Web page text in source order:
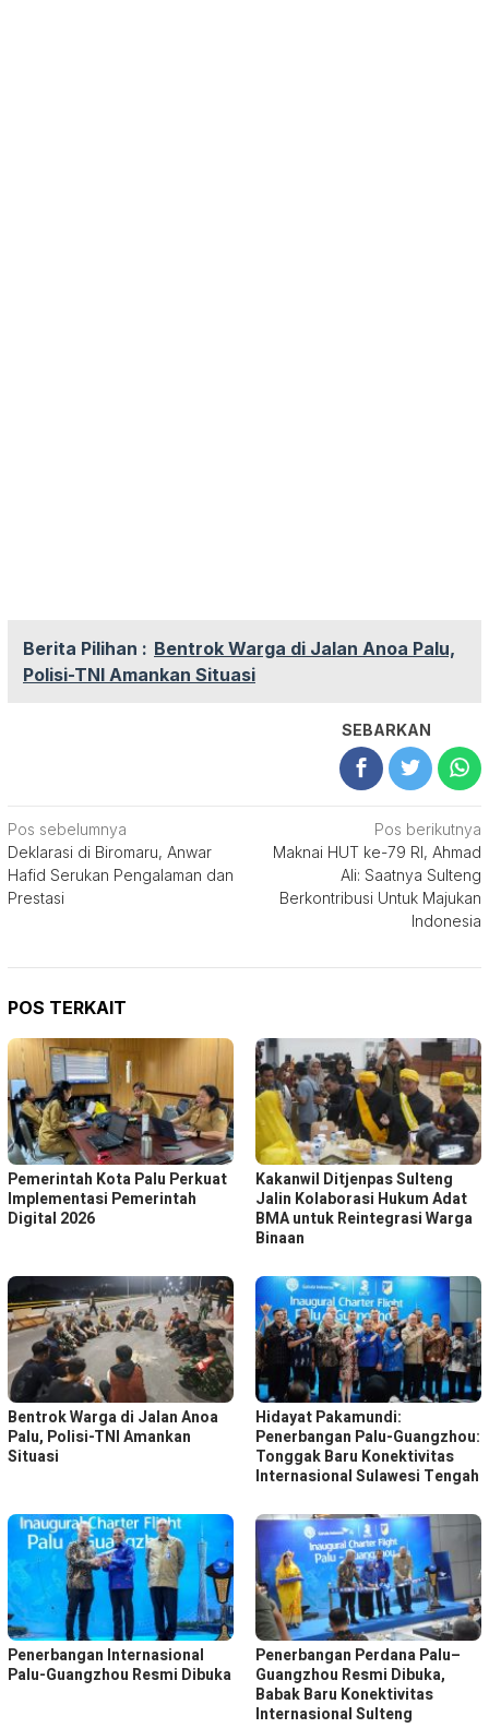
Berita Pilihan : Bentrok Warga di Jalan Anoa Palu,
Polisi-TNI Amankan Situasi
SEBARKAN
Navigasi
pos
Pos sebelumnya
Deklarasi di Biromaru, Anwar
Hafid Serukan Pengalaman dan
Prestasi
Pos berikutnya
Maknai HUT ke-79 RI, Ahmad
Ali: Saatnya Sulteng
Berkontribusi Untuk Majukan
Indonesia
POS TERKAIT
Pemerintah Kota Palu Perkuat
Implementasi Pemerintah
Digital 2026
Kakanwil Ditjenpas Sulteng
Jalin Kolaborasi Hukum Adat
BMA untuk Reintegrasi Warga
Binaan
Bentrok Warga di Jalan Anoa
Palu, Polisi-TNI Amankan
Situasi
Hidayat Pakamundi:
Penerbangan Palu-Guangzhou:
Tonggak Baru Konektivitas
Internasional Sulawesi Tengah
Penerbangan Internasional
Palu-Guangzhou Resmi Dibuka
Penerbangan Perdana Palu–
Guangzhou Resmi Dibuka,
Babak Baru Konektivitas
Internasional Sulteng